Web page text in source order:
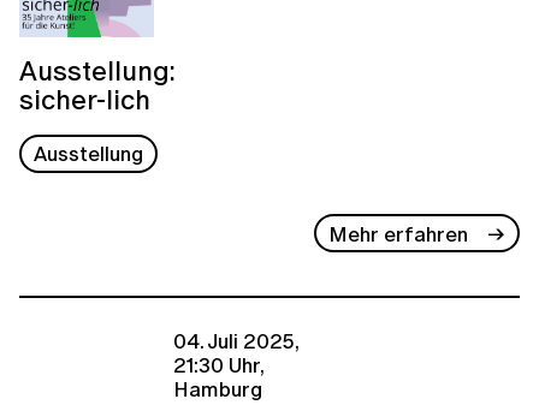
Ausstellung:
sicher-lich
Ausstellung
Mehr erfahren
04. Juli 2025,
21:30 Uhr,
Hamburg